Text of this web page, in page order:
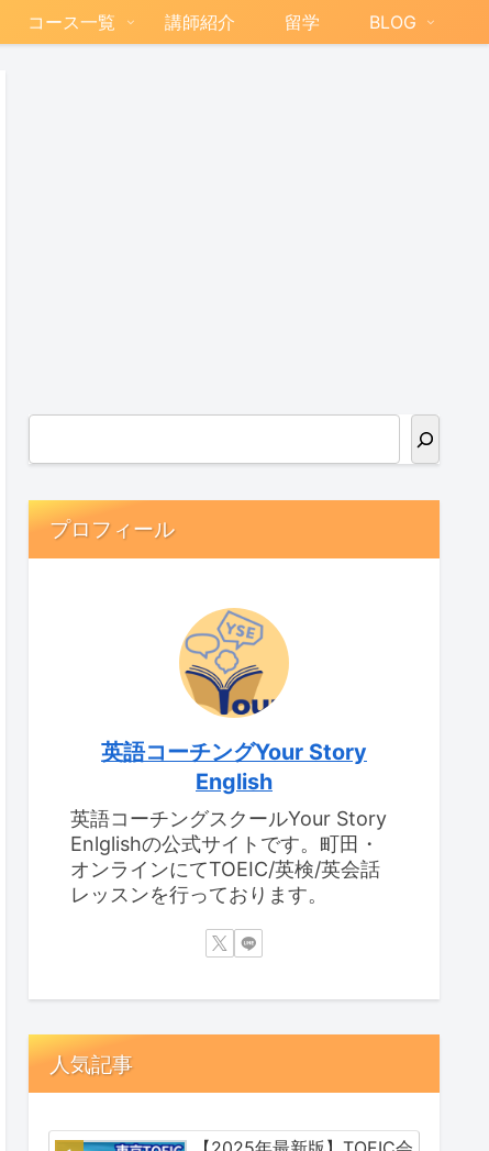
コース一覧 講師紹介 留学 BLOG
プロフィール
英語コーチングYour Story
English
英語コーチングスクールYour Story
Enlglishの公式サイトです。町田・
オンラインにてTOEIC/英検/英会話
レッスンを行っております。
人気記事